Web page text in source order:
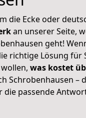
die Ecke oder
an unserer Seite,
geht!
richtige Lösung für
was kostet
Schrobenhausen –
passende